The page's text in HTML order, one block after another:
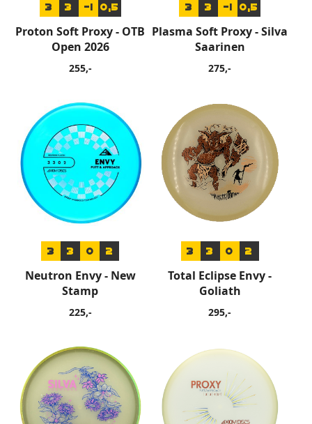
3 3 -1 0,5
Proton Soft Proxy - OTB
Open 2026
255,-
3 3 -1 0,5
Plasma Soft Proxy - Silva
Saarinen
275,-
3 3 0 2
Neutron Envy - New
Stamp
225,-
3 3 0 2
Total Eclipse Envy -
Goliath
295,-